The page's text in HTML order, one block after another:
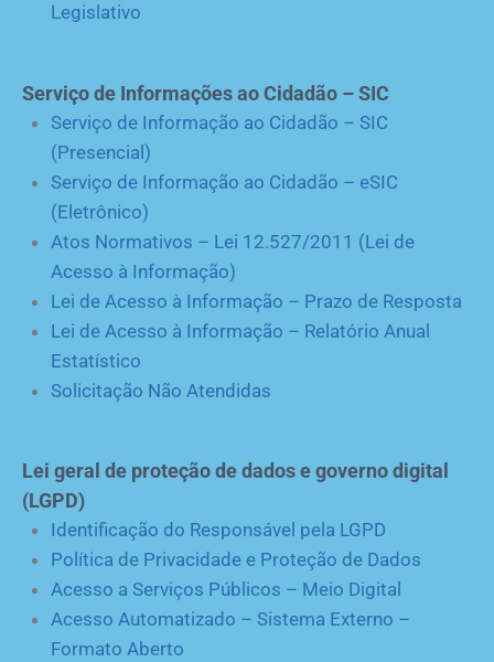
Legislativo
Serviço de Informações ao Cidadão – SIC
Serviço de Informação ao Cidadão – SIC
(Presencial)
Serviço de Informação ao Cidadão – eSIC
(Eletrônico)
Atos Normativos – Lei 12.527/2011 (Lei de
Acesso à Informação)
Lei de Acesso à Informação – Prazo de Resposta
Lei de Acesso à Informação – Relatório Anual
Estatístico
Solicitação Não Atendidas
Lei geral de proteção de dados e governo digital
(LGPD)
Identificação do Responsável pela LGPD
Política de Privacidade e Proteção de Dados
Acesso a Serviços Públicos – Meio Digital
Acesso Automatizado – Sistema Externo –
Formato Aberto